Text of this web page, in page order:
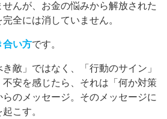
んが、お金の悩みから解放された
全には消していません。
合い方です。
敵」ではなく、「行動のサイン」
安を感じたら、それは「何か対策
のメッセージ。そのメッセージに
こす。